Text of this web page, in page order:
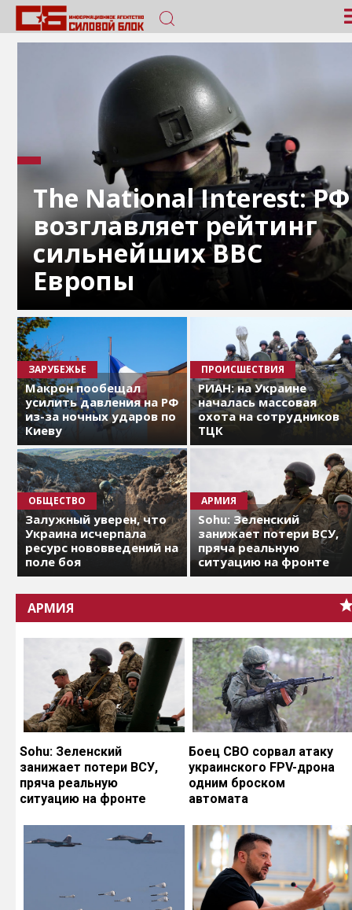
The National Interest: РФ
возглавляет рейтинг
сильнейших ВВС
Европы
ЗАРУБЕЖЬЕ
Макрон пообещал
усилить давления на РФ
из-за ночных ударов по
Киеву
ПРОИСШЕСТВИЯ
РИАН: на Украине
началась массовая
охота на сотрудников
ТЦК
ОБЩЕСТВО
Залужный уверен, что
Украина исчерпала
ресурс нововведений на
поле боя
АРМИЯ
Sohu: Зеленский
занижает потери ВСУ,
пряча реальную
ситуацию на фронте
АРМИЯ
Sohu: Зеленский
занижает потери ВСУ,
пряча реальную
ситуацию на фронте
Боец СВО сорвал атаку
украинского FPV-дрона
одним броском
автомата